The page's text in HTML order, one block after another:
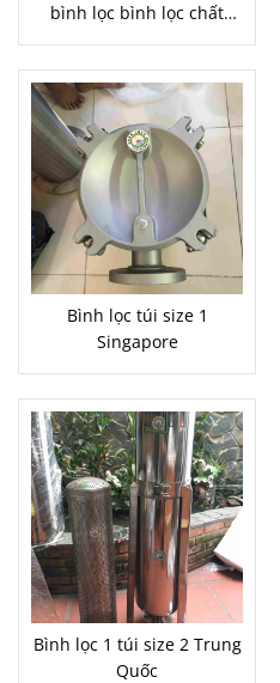
bình lọc bình lọc chất
lỏng
Bình lọc túi size 1
Singapore
Bình lọc 1 túi size 2 Trung
Quốc